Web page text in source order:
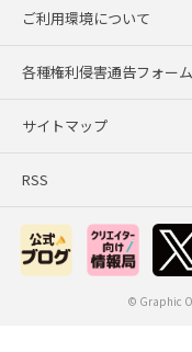
ご利用環境について
各種権利侵害通告フォーム
サイトマップ
RSS
© Graphic